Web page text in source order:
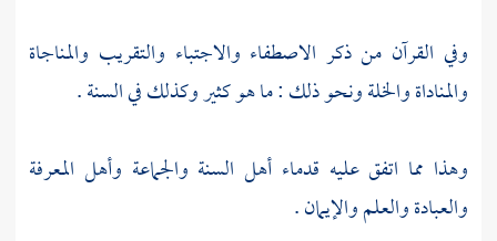
وفي القرآن من ذكر الاصطفاء والاجتباء والتقريب والمناجاة
والمناداة والخلة ونحو ذلك : ما هو كثير وكذلك في السنة .
وهذا مما اتفق عليه قدماء أهل السنة والجماعة وأهل المعرفة
والعبادة والعلم والإيمان .